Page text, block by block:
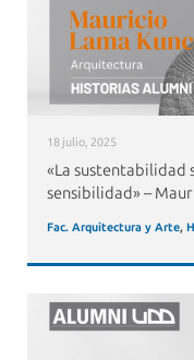
18 julio, 2025
«La sustentabilidad
sensibilidad» –
Fac. Arquitectura y Arte,